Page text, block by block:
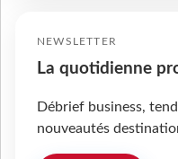
NEWSLETTER
La quotidienne
Débrief business,
nouveautés